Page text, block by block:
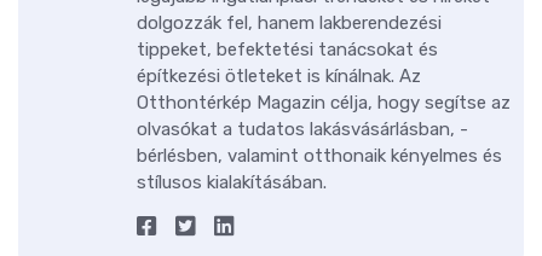
dolgozzák fel, hanem lakberendezési
tippeket, befektetési tanácsokat és
építkezési ötleteket is kínálnak. Az
Otthontérkép Magazin célja, hogy segítse az
olvasókat a tudatos lakásvásárlásban, -
bérlésben, valamint otthonaik kényelmes és
stílusos kialakításában.